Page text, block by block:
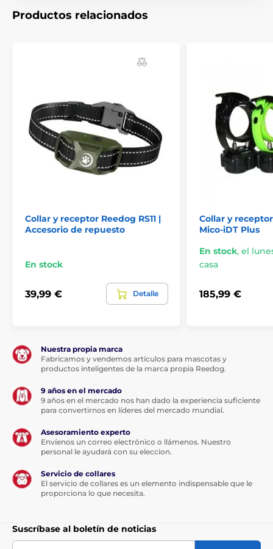
Productos relacionados
Collar y receptor Reedog RS11 |
Accesorio de repuesto
En stock
39,99 € Detalle
Collar y
Mico-iDT Plus
En stock, el
casa
185,99 €
Nuestra propia marca
Fabricamos y vendemos artículos para mascotas y
productos inteligentes de la marca propia Reedog.
9 años en el mercado
9 años en el mercado nos han dado la experiencia suficiente
para convertirnos en líderes del mercado mundial.
Asesoramiento experto
Envíenos un correo electrónico o llámenos. Nuestro
personal le ayudará con su eleccion.
Servicio de collares
El servicio de collares es un elemento indispensable que le
proporciona lo que necesita.
Suscríbase al boletín de noticias